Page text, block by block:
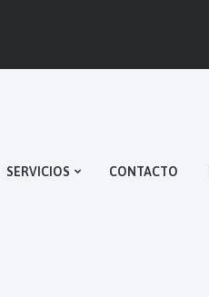
SERVICIOS CONTACTO